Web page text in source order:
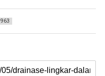
963